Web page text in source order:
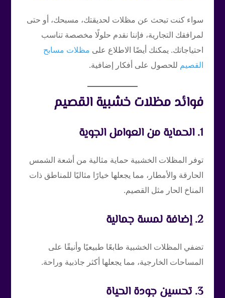
سواء كنت تبحث عن مظلات لحديقتك، مسبحك، أو حتى
لمرافقك التجارية، فإننا نقدم حلولًا مخصصة تناسب
احتياجاتك. يمكنك أيضًا الاطلاع على مظلات مسابح
القصيم للحصول على أفكار إضافية.
فوائد مظلات خشبية القصيم
1. الحماية من العوامل الجوية
توفر المظلات الخشبية حماية مثالية من أشعة الشمس
الحارقة والأمطار، مما يجعلها خيارًا مثاليًا للمناطق ذات
المناخ الحار مثل القصيم.
2. إضافة لمسة جمالية
تضفي المظلات الخشبية طابعًا طبيعيًا وأنيقًا على
المساحات الخارجية، مما يجعلها أكثر جاذبية وراحة.
3. تحسين جودة الحياة